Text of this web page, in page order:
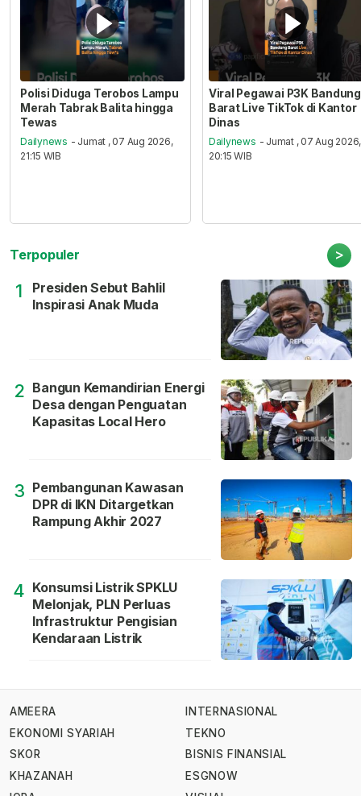
Polisi Diduga Terobos Lampu
Merah Tabrak Balita hingga
Tewas
Dailynews - Jumat , 07 Aug 2026,
21:15 WIB
Viral Pegawai P3K Bandung
Barat Live TikTok di Kantor
Dinas
Dailynews - Jumat , 07 Aug 2026,
20:15 WIB
Terpopuler >
1
Presiden Sebut Bahlil
Inspirasi Anak Muda
2 Bangun Kemandirian Energi
Desa dengan Penguatan
Kapasitas Local Hero
3 Pembangunan Kawasan
DPR di IKN Ditargetkan
Rampung Akhir 2027
4 Konsumsi Listrik SPKLU
Melonjak, PLN Perluas
Infrastruktur Pengisian
Kendaraan Listrik
AMEERA
EKONOMI SYARIAH
SKOR
KHAZANAH
INTERNASIONAL
TEKNO
BISNIS FINANSIAL
ESGNOW